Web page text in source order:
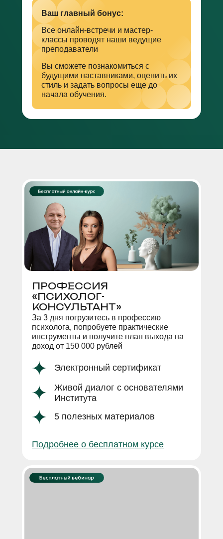
Ваш главный бонус:
Все онлайн-встречи и мастер-
классы проводят наши ведущие
преподаватели
Вы сможете познакомиться с
будущими наставниками, оценить их
стиль и задать вопросы еще до
начала обучения.
ПРОФЕССИЯ
«ПСИХОЛОГ-
КОНСУЛЬТАНТ»
За 3 дня погрузитесь в профессию
психолога, попробуете практические
инструменты и получите план выхода на
доход от 150 000 рублей
Электронный сертификат
Живой диалог с основателями
Института
5 полезных материалов
Подробнее о бесплатном курсе
Лицензия
практической психологии»